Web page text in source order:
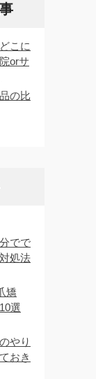
こに
orサ
の比
でで
処法
矯
選
やり
おき